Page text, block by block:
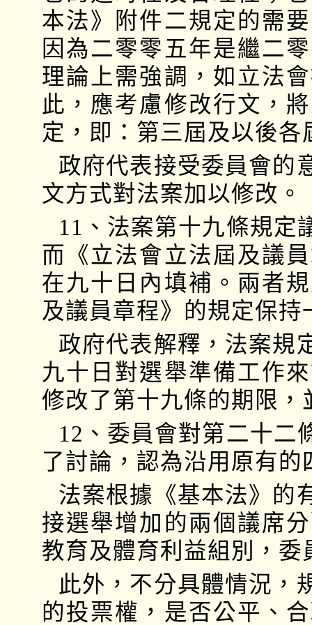
本法》附件二規定的需
因為二零零五年是繼二
理論上需強調，如立法
此，應考慮修改行文，
定，即：第三屆及以後各
政府代表接受委員會的
文方式對法案加以修改。
11、法案第十九條規定
而《立法會立法屆及議
在九十日內填補。兩者
及議員章程》的規定保持
政府代表解釋，法案規
九十日對選舉準備工作
修改了第十九條的期限
12、委員會對第二十二
了討論，認為沿用原有
法案根據《基本法》的
接選舉增加的兩個議席
教育及體育利益組別，
此外，不分具體情況，
的投票權，是否公平、